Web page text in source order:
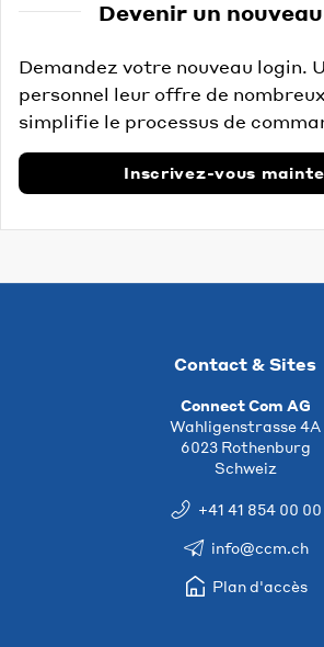
Devenir un
Demandez votre nouveau login.
personnel leur offre de
simplifie le processus de
Inscrivez-vous
Contact & Sites
Connect Com AG
Wahligenstrasse 4A
6023 Rothenburg
Schweiz
+41 41 854 00 00
info@ccm.ch
Plan d'accès